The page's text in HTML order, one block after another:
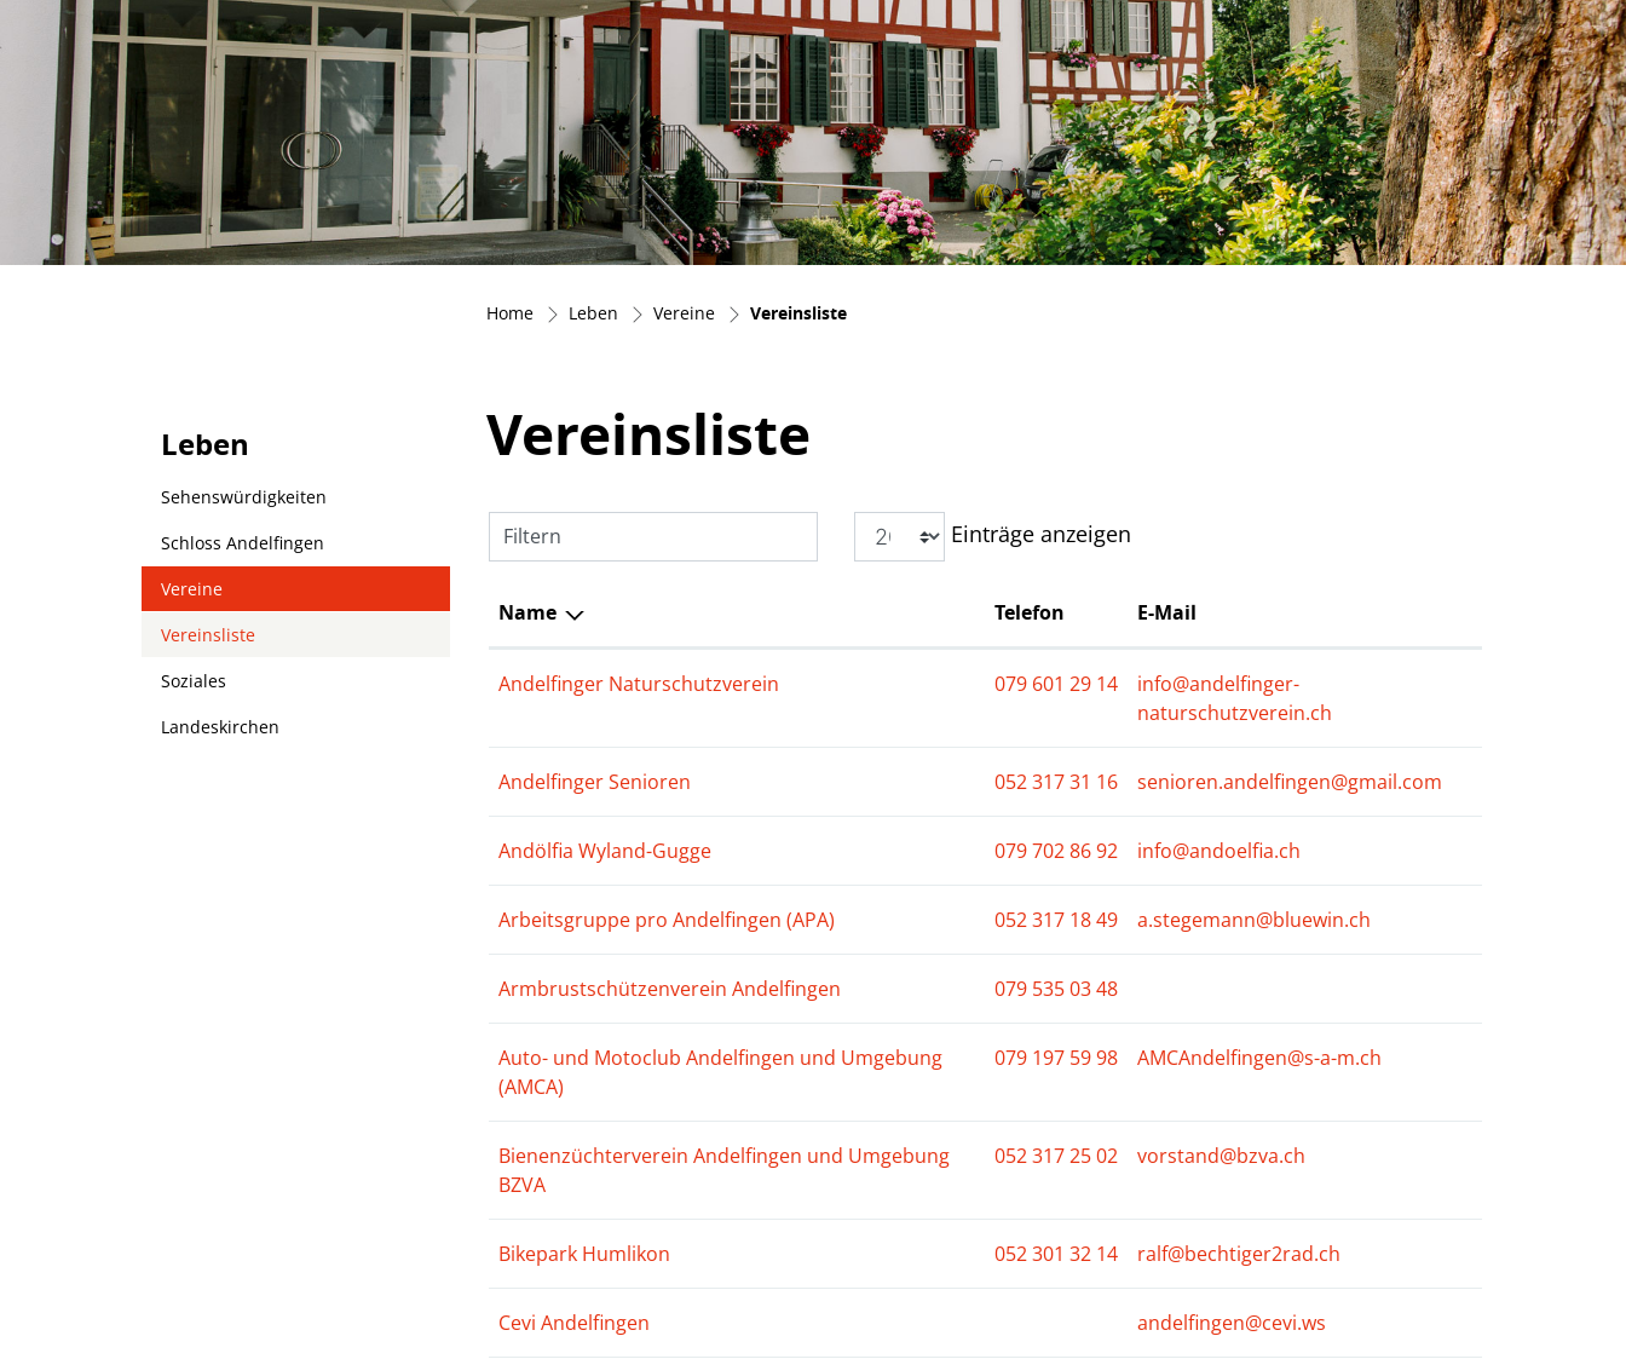
Home Leben Vereine Vereinsliste(ausgewählt)
Leben
Sehenswürdigkeiten
Schloss Andelfingen
Vereine
Vereinsliste
(ausgewählt)
Soziales
Landeskirchen
Vereinsliste
Filtern Einträge anzeigen
Name Telefon E-Mail
Andelfinger Naturschutzverein 079 601 29 14
info@andelfinger-
naturschutzverein.ch
Andelfinger Senioren 052 317 31 16 senioren.andelfingen@gmail.com
Andölfia Wyland-Gugge 079 702 86 92 info@andoelfia.ch
Arbeitsgruppe pro Andelfingen (APA) 052 317 18 49 a.stegemann@bluewin.ch
Armbrustschützenverein Andelfingen 079 535 03 48
Auto- und Motoclub Andelfingen und Umgebung
(AMCA)
079 197 59 98 AMCAndelfingen@s-a-m.ch
Bienenzüchterverein Andelfingen und Umgebung
BZVA
052 317 25 02 vorstand@bzva.ch
Bikepark Humlikon 052 301 32 14 ralf@bechtiger2rad.ch
Cevi Andelfingen andelfingen@cevi.ws